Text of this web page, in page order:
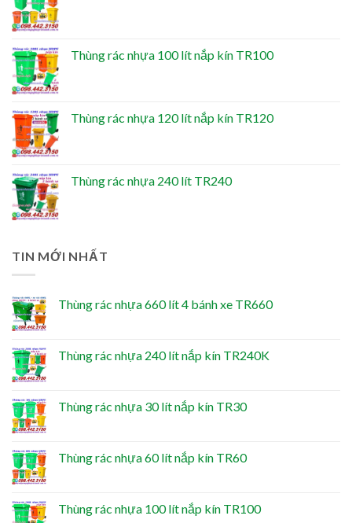
Thùng rác nhựa 100 lít nắp kín TR100
Thùng rác nhựa 120 lít nắp kín TR120
Thùng rác nhựa 240 lít TR240
TIN MỚI NHẤT
Thùng rác nhựa 660 lít 4 bánh xe TR660
Thùng rác nhựa 240 lít nắp kín TR240K
Thùng rác nhựa 30 lít nắp kín TR30
Thùng rác nhựa 60 lít nắp kín TR60
Thùng rác nhựa 100 lít nắp kín TR100